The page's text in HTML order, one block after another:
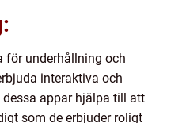
för underhållning och
interaktiva och
appar hjälpa till att
som de erbjuder roligt